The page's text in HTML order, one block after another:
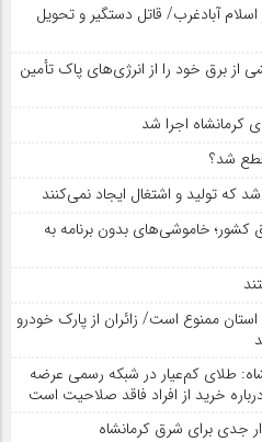
آبادغرب/ قاتل دستگیر و تحویل
برق خود را از انرژی‌های پاک تأمین
قطع شد؟
که تولید و اشتغال ایجاد نمی‌کنند
کشور؛ خاموشی‌های بدون برنامه به
ممنوع است/ زائران از پارک خودرو
طلای کم‌عیار در شبکه رسمی عرضه
خرید از افراد فاقد صلاحیت است
جدی برای شرق کرمانشاه